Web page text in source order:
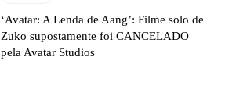
‘Avatar: A Lenda de Aang’: Filme solo de
Zuko supostamente foi CANCELADO
pela Avatar Studios